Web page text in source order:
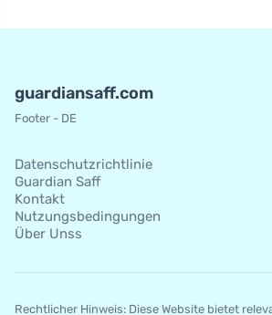
guardiansaff.com
Footer - DE
Datenschutzrichtlinie
Guardian Saff
Kontakt
Nutzungsbedingungen
Über Unss
Rechtlicher Hinweis: Diese Website bietet